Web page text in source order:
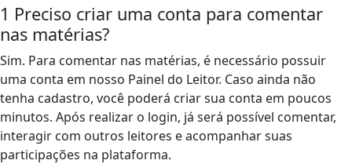
1 Preciso criar uma conta para comentar
nas matérias?
Sim. Para comentar nas matérias, é necessário possuir
uma conta em nosso Painel do Leitor. Caso ainda não
tenha cadastro, você poderá criar sua conta em poucos
minutos. Após realizar o login, já será possível comentar,
interagir com outros leitores e acompanhar suas
participações na plataforma.